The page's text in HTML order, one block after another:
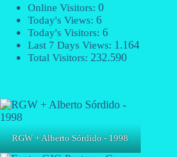
Online Visitors: 0
Today's Views: 6
Today's Visitors: 6
Last 7 Days Views: 1.164
Total Visitors: 232.590
RGW + Alberto Sórdido - 1998